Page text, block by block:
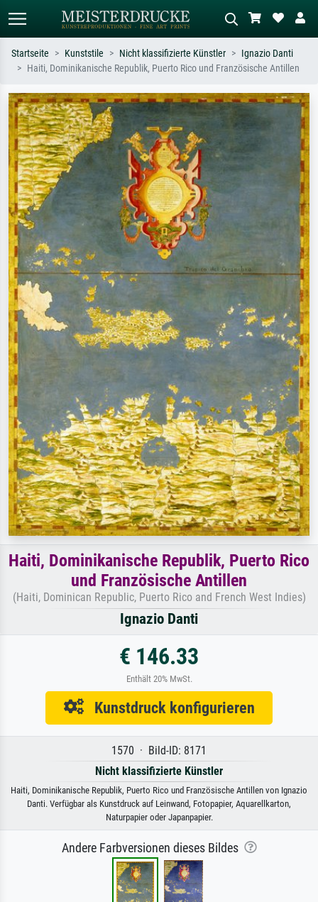
Suchen Sie nach Künstlern, Werktiteln
oder Stilen – z.B. Monet,
Sternennacht, Impressionismus, Welle
Hokusai, Akt.
Beschreiben Sie die Szene – z.B. Grüne
Wiese, Abstrakt mit viel Rot, Dunkles
Ölgemälde, Stehender Akt neben einem
Startseite Kunststile Nicht klassifizierte Künstler
Ignazio Danti
Haiti, Dominikanische Republik, Puerto Rico und Französische Antillen
Haiti, Dominikanische Republik, Puerto Rico
und Französische Antillen
(Haiti, Dominican Republic, Puerto Rico and French West Indies)
Ignazio Danti
€ 146.33
Enthält 20% MwSt.
Kunstdruck konfigurieren
1570 · Bild-ID: 8171
Nicht klassifizierte Künstler
Haiti, Dominikanische Republik, Puerto Rico und Französische Antillen von Ignazio
Danti. Verfügbar als Kunstdruck auf Leinwand, Fotopapier, Aquarellkarton,
Naturpapier oder Japanpapier.
Andere Farbversionen dieses Bildes